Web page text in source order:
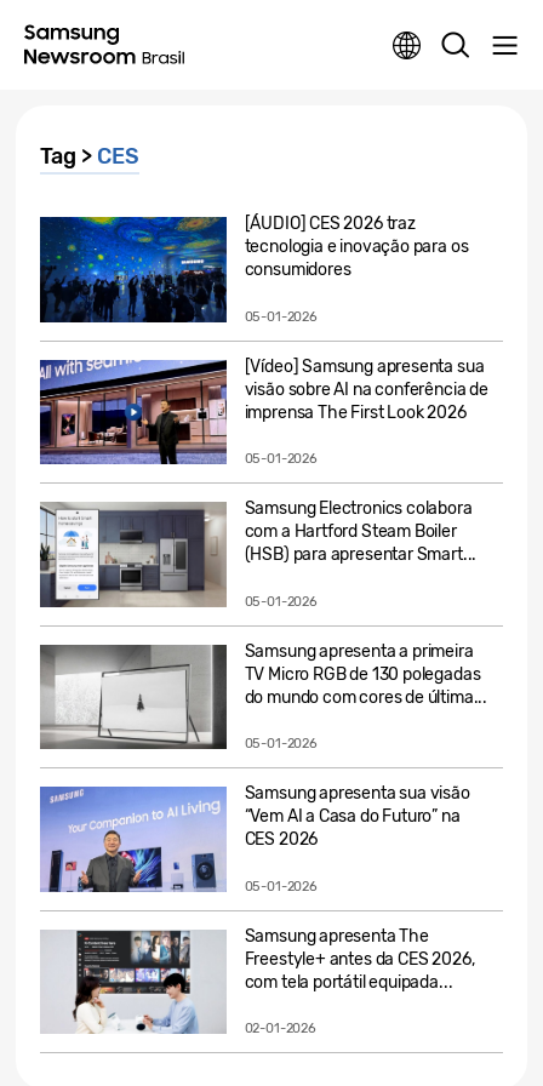
Tag > CES
[ÁUDIO] CES 2026 traz
tecnologia e inovação para os
consumidores
05-01-2026
[Vídeo] Samsung apresenta sua
visão sobre AI na conferência de
imprensa The First Look 2026
05-01-2026
Samsung Electronics colabora
com a Hartford Steam Boiler
(HSB) para apresentar Smart...
05-01-2026
Samsung apresenta a primeira
TV Micro RGB de 130 polegadas
do mundo com cores de última...
05-01-2026
Samsung apresenta sua visão
“Vem AI a Casa do Futuro” na
CES 2026
05-01-2026
Samsung apresenta The
Freestyle+ antes da CES 2026,
com tela portátil equipada...
02-01-2026